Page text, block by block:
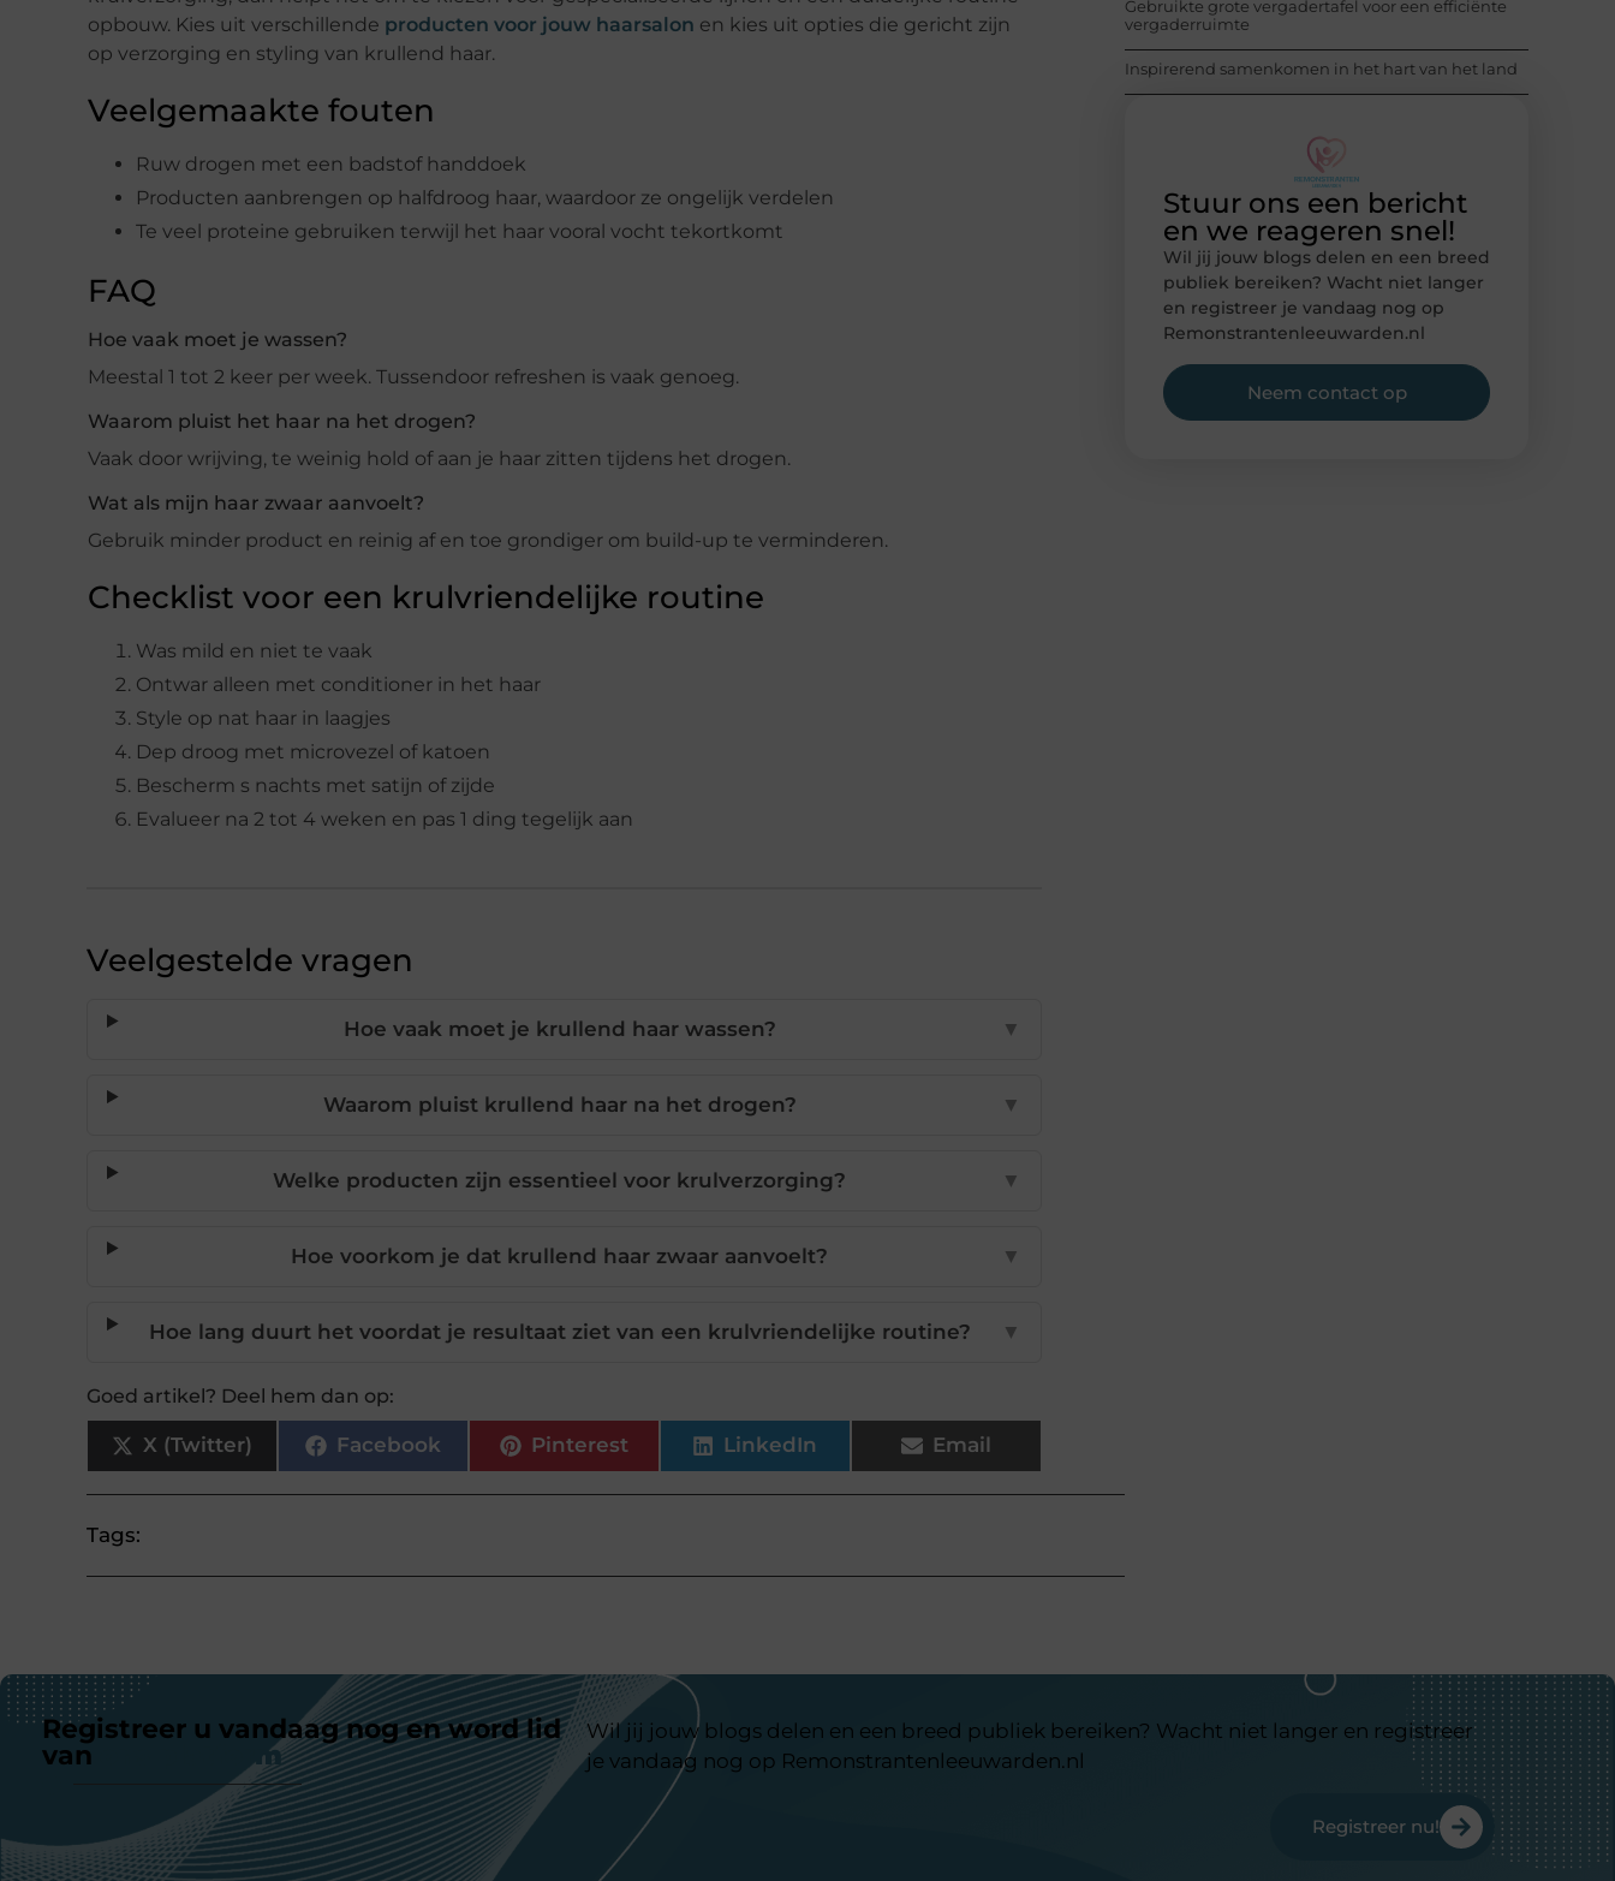
opbouw. Kies uit verschillende producten voor jouw haarsalon en kies uit opties die gericht zijn
op verzorging en styling van krullend haar.
Veelgemaakte fouten
Ruw drogen met een badstof handdoek
Producten aanbrengen op halfdroog haar, waardoor ze ongelijk verdelen
Te veel proteine gebruiken terwijl het haar vooral vocht tekortkomt
FAQ
Hoe vaak moet je wassen?
Meestal 1 tot 2 keer per week. Tussendoor refreshen is vaak genoeg.
Waarom pluist het haar na het drogen?
Vaak door wrijving, te weinig hold of aan je haar zitten tijdens het drogen.
Wat als mijn haar zwaar aanvoelt?
Gebruik minder product en reinig af en toe grondiger om build-up te verminderen.
Checklist voor een krulvriendelijke routine
Was mild en niet te vaak
Ontwar alleen met conditioner in het haar
Style op nat haar in laagjes
Dep droog met microvezel of katoen
Bescherm s nachts met satijn of zijde
Evalueer na 2 tot 4 weken en pas 1 ding tegelijk aan
Veelgestelde vragen
Hoe vaak moet je krullend haar wassen? ▼
Waarom pluist krullend haar na het drogen? ▼
Welke producten zijn essentieel voor krulverzorging? ▼
Hoe voorkom je dat krullend haar zwaar aanvoelt? ▼
Hoe lang duurt het voordat je resultaat ziet van een krulvriendelijke routine? ▼
Goed artikel? Deel hem dan op:
X (Twitter) Facebook Pinterest LinkedIn Email
Tags:
Gebruikte grote vergadertafel voor een efficiënte
vergaderruimte
Inspirerend samenkomen in het hart van het land
Stuur ons een bericht
en we reageren snel!
Wil jij jouw blogs delen en een breed
publiek bereiken? Wacht niet langer
en registreer je vandaag nog op
Remonstrantenleeuwarden.nl
Neem contact op
Registreer u vandaag nog en word lid
van
ons platform
Wil jij jouw blogs delen en een breed publiek bereiken? Wacht niet langer en registreer
je vandaag nog op Remonstrantenleeuwarden.nl
Registreer nu!